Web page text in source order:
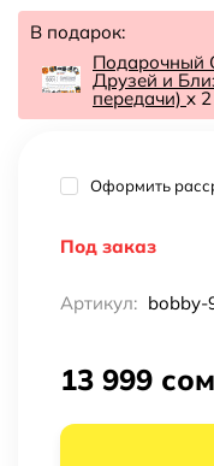
В подарок:
Подарочный
Друзей и
передачи) x 2
Оформить
Под заказ
Артикул: bobby-
13 999 сом